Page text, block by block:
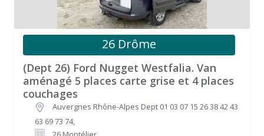
26 Drôme
(Dept 26) Ford Nugget Westfalia. Van
aménagé 5 places carte grise et 4 places
couchages
Auvergnes Rhône-Alpes Dept 01 03 07 15 26 38 42 43
63 69 73 74,